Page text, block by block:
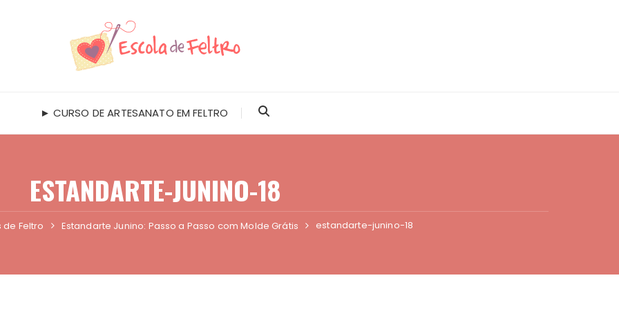
► CURSO DE ARTESANATO EM FELTRO
ESTANDARTE-JUNINO-18
de Feltro Estandarte Junino: Passo a Passo com Molde Grátis estandarte-junino-18